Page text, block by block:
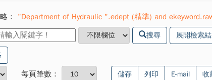
：
"Department of Hydraulic ".edept (精準) and
搜尋 展開檢索
每頁筆數： 儲存 列印 E-mail 收